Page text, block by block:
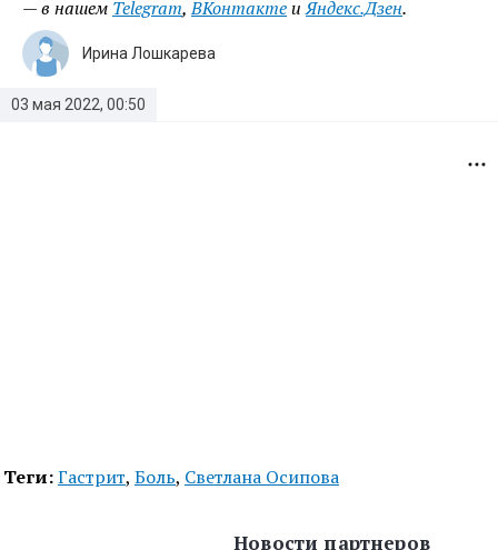
— в нашем Telegram,ВКонтактеиЯндекс.Дзен.
03 мая 2022, 00:50
Ирина Лошкарева
Теги:Гастрит, Боль, Светлана Осипова
Новости партнеров